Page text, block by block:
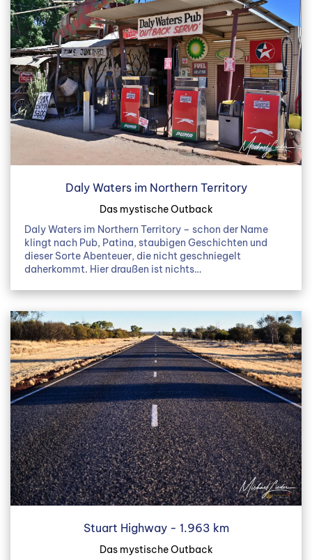
Daly Waters im Northern Territory
Das mystische Outback
Daly Waters im Northern Territory – schon der Name
klingt nach Pub, Patina, staubigen Geschichten und
dieser Sorte Abenteuer, die nicht geschniegelt
daherkommt. Hier draußen ist nichts…
Stuart Highway - 1.963 km
Das mystische Outback